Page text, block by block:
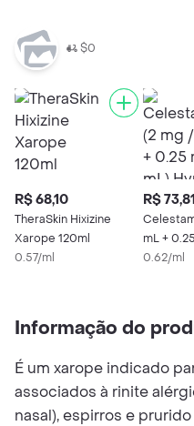
$0
R$ 68,10
TheraSkin Hixizine
Xarope 120ml
0.57/ml
R$ 73,81
mL +
Hypera
0.62/ml
Informação do
É um xarope indicado
associados à rinite
nasal), espirros e